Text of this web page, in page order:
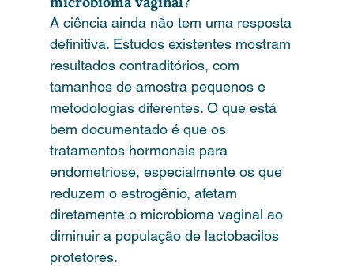
A ciência ainda não tem uma resposta
definitiva. Estudos existentes mostram
resultados contraditórios, com
tamanhos de amostra pequenos e
metodologias diferentes. O que está
bem documentado é que os
tratamentos hormonais para
endometriose, especialmente os que
reduzem o estrogênio, afetam
diretamente o microbioma vaginal ao
diminuir a população de lactobacilos
protetores.